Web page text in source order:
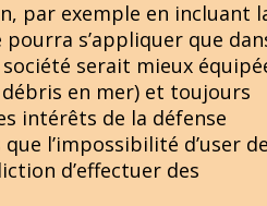
par exemple en incluant
s’appliquer que
serait mieux
en mer) et toujours
intérêts de la défense
l’impossibilité d’user de
d’effectuer des